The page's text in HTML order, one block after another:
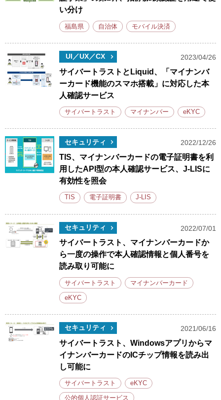
い分け
福島県 自治体 モバイル決済
UI／UX／CX 2023/04/26
サイバートラストとLiquid、「マイナンバ
ーカード機能のスマホ搭載」に対応した本
人確認サービス
サイバートラスト マイナンバー eKYC
セキュリティ 2022/12/26
TIS、マイナンバーカードの電子証明書を利
用したAPI型の本人確認サービス、J-LISに
有効性を照会
TIS 電子証明書 J-LIS
セキュリティ 2022/07/01
サイバートラスト、マイナンバーカードか
ら一度の操作で本人確認情報と個人番号を
読み取り可能に
サイバートラスト マイナンバーカード
eKYC
セキュリティ 2021/06/16
サイバートラスト、Windowsアプリからマ
イナンバーカードのICチップ情報を読み出
し可能に
サイバートラスト eKYC
公的個人認証サービス